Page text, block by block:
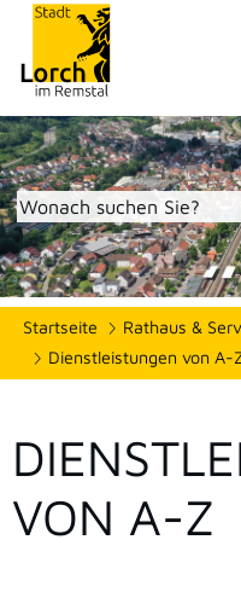
Startseite Rathaus &
Dienstleistungen von A-
VON A-Z